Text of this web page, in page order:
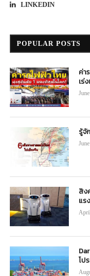
LINKEDIN
POPULAR POSTS
ค่า
เร่
รู้จั
สิง
แร
โป